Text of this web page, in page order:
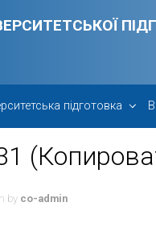
підготовка
by co-admin